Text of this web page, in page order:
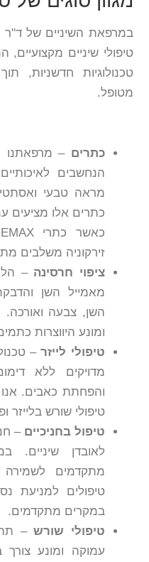
במרפאת השיניים של ד"ר
טיפולי שיניים מקצועיים,
טכנולוגיות חדשניות,
מטופל.
כתרים – מרפאתנו
הנחשבים
מראה טבעי
כתרים אלו מציעים
זירקוניה משלבים
ציפוי חרסינה –
מאמייל השן
השן, צבעה ואורכה.
ומונע היווצרות
טיפולי לייזר–
מדויקים ללא
והפחתת כאבים. אנו
טיפולי שורש בלייזר
טיפול בחניכיים –
לאובדן שיניים.
מתקדמים
טיפולים למניעת
במקרים מתקדמים.
טיפולי שורש–
עמוקה ומונע